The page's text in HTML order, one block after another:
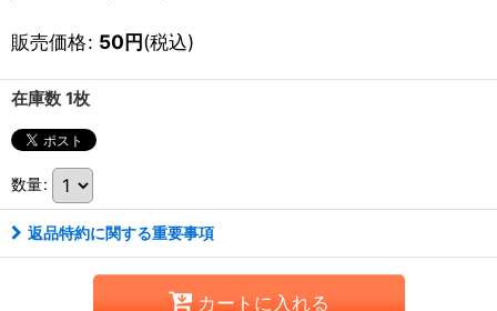
販売価格: 50円(税込)
在庫数 1枚
数量:
返品特約に関する重要事項
カートに入れる